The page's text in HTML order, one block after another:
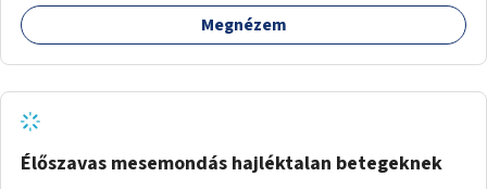
Megnézem
Élőszavas mesemondás hajléktalan betegeknek